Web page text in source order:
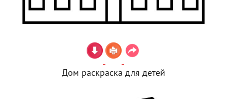
Дом раскраска для детей